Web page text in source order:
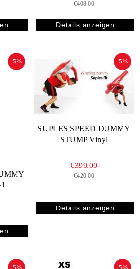
€408.00
Details anzeigen
-5%
SUPLES SPEED DUMMY
STUMP Vinyl
-5%
€399.00
€420.00
Details anzeigen
-5% -5%